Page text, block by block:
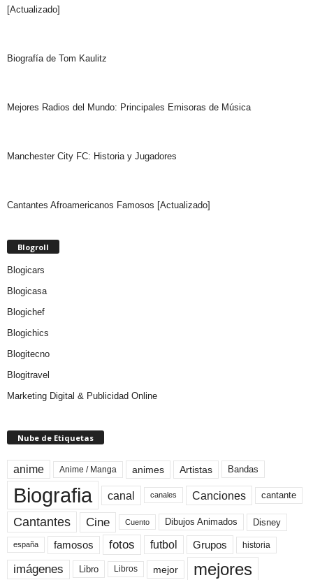
[Actualizado]
Biografía de Tom Kaulitz
Mejores Radios del Mundo: Principales Emisoras de Música
Manchester City FC: Historia y Jugadores
Cantantes Afroamericanos Famosos [Actualizado]
Blogroll
Blogicars
Blogicasa
Blogichef
Blogichics
Blogitecno
Blogitravel
Marketing Digital & Publicidad Online
Nube de Etiquetas
anime Anime / Manga animes Artistas Bandas
Biografia canal canales Canciones cantante
Cantantes Cine Cuento Dibujos Animados Disney
españa famosos fotos futbol Grupos historia
imágenes Libro Libros mejor mejores